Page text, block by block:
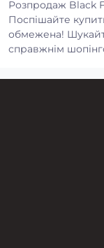
Розпродаж Black
Поспішайте
обмежена!
справжнім